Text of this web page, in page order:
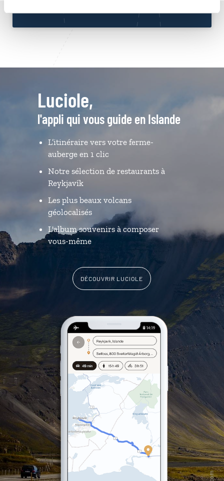
Luciole,
l'appli qui vous guide en Islande
L’itinéraire vers votre ferme-
auberge en 1 clic
Notre sélection de restaurants à
Reykjavík
Les plus beaux volcans
géolocalisés
L'album souvenirs à composer
vous-même
DÉCOUVRIR LUCIOLE